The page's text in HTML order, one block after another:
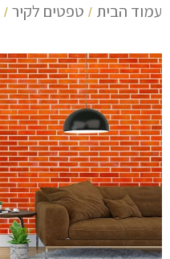
עמוד הבית / טפטים לקיר /